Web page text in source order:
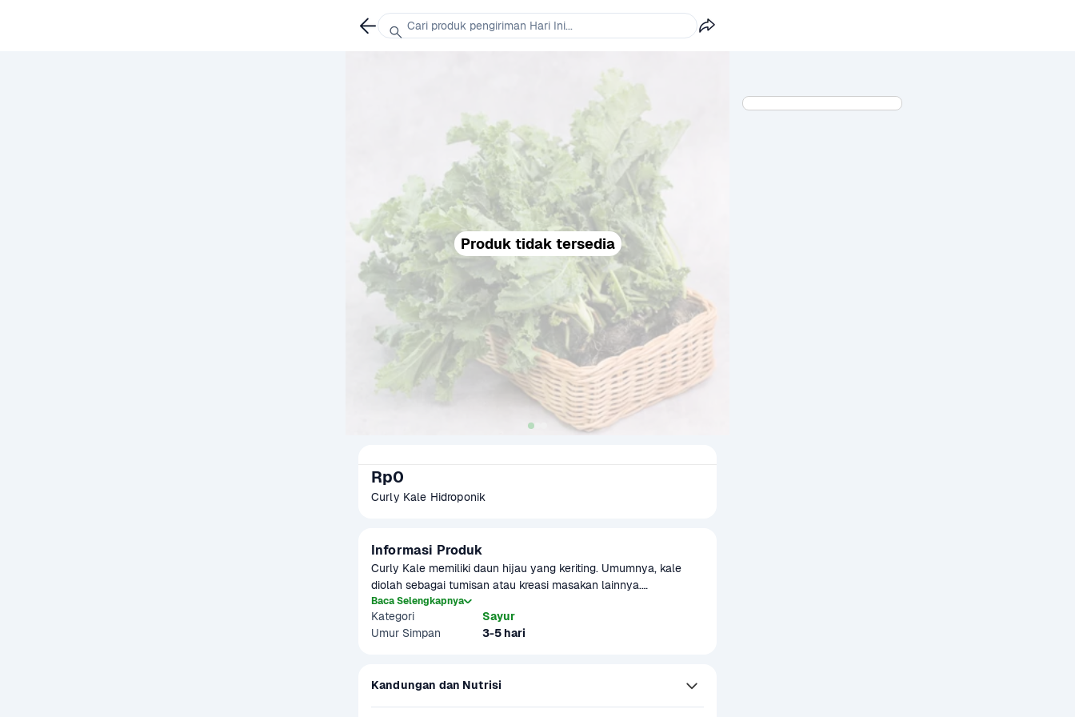
Produk tidak tersedia
Rp0
Curly Kale Hidroponik
Informasi Produk
Curly Kale memiliki daun hijau yang keriting. Umumnya, kale
diolah sebagai tumisan atau kreasi masakan lainnya.
Ditanam secara hidroponik. Sehingga menghasilkan kualitas
produk yang segar dan lebih sehat. Terdapat potensi
Baca Selengkapnya
Kategori
Sayur
Umur Simpan
3-5 hari
Kandungan dan Nutrisi
Cari produk pengiriman Hari Ini...